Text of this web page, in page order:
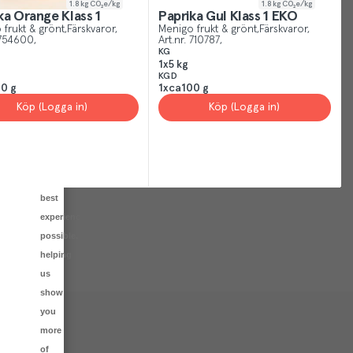
1.8 kg CO₂e/kg
Orange Klass 1
frukt & grönt Färskvaror
g
Köp (Logga in)
1.8 kg CO₂e/kg
Paprika Gul Klass 1 EKO
Menigo frukt & grönt Färskvaror
Art.nr. 710787
KG
1x5 kg
KGD
1xca100 g
Köp (Logga in)
other
sites,
Our
cookies
best
experience
possible,
helping
us
show
you
more
of